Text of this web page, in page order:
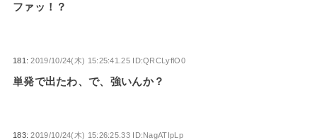
ファッ！？
181:2019/10/24(木) 15:25:41.25 ID:QRCLyflO0
単発で出たわ、で、強いんか？
183:2019/10/24(木) 15:26:25.33 ID:NagATIpLp